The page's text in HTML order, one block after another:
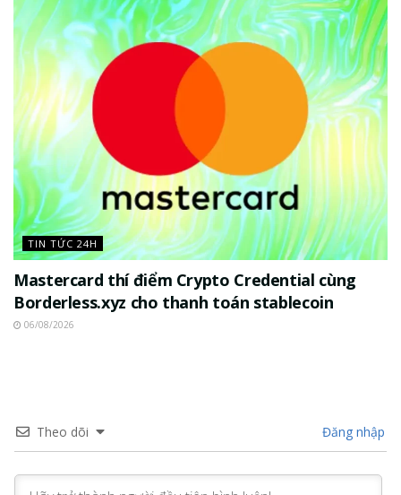
TIN TỨC 24H
Mastercard thí điểm Crypto Credential cùng
Borderless.xyz cho thanh toán stablecoin
06/08/2026
Theo dõi Đăng nhập